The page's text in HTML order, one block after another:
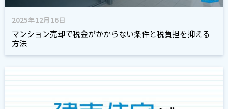
2025年12月16日
マンション売却で税金がかからない条件と税負担を抑える
方法